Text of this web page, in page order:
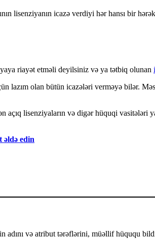
lisenziyanın icazə verdiyi hər hansı bir
riayət etməli deyilsiniz və ya tətbiq olunan
lazım olan bütün icazələri verməyə bilər.
açıq lisenziyaların və digər hüquqi
əldə edin
adını və atribut tərəflərini, müəllif hüququ